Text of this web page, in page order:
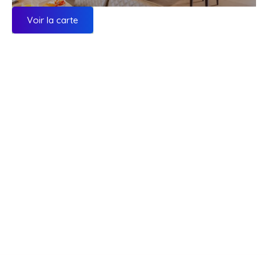
Voir la carte